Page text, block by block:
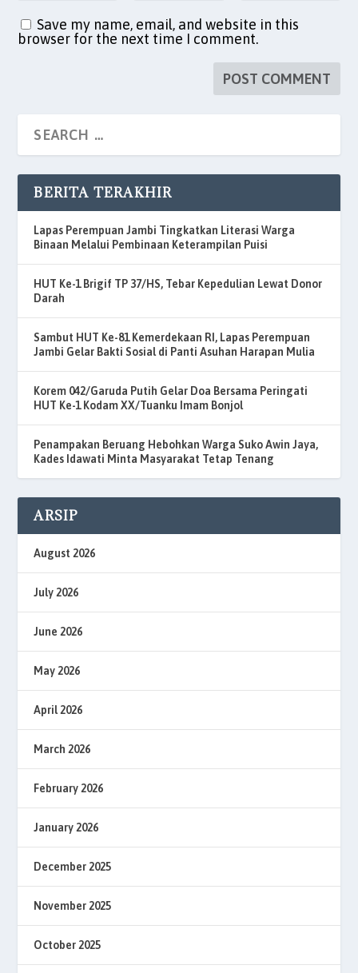
Save my name, email, and website in this
browser for the next time I comment.
BERITA TERAKHIR
Lapas Perempuan Jambi Tingkatkan Literasi Warga
Binaan Melalui Pembinaan Keterampilan Puisi
HUT Ke-1 Brigif TP 37/HS, Tebar Kepedulian Lewat Donor
Darah
Sambut HUT Ke-81 Kemerdekaan RI, Lapas Perempuan
Jambi Gelar Bakti Sosial di Panti Asuhan Harapan Mulia
Korem 042/Garuda Putih Gelar Doa Bersama Peringati
HUT Ke-1 Kodam XX/Tuanku Imam Bonjol
Penampakan Beruang Hebohkan Warga Suko Awin Jaya,
Kades Idawati Minta Masyarakat Tetap Tenang
ARSIP
August 2026
July 2026
June 2026
May 2026
April 2026
March 2026
February 2026
January 2026
December 2025
November 2025
October 2025